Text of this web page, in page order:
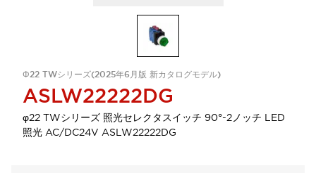
Φ22 TWシリーズ(2025年6月版 新カタログモデル)
ASLW22222DG
φ22 TWシリーズ 照光セレクタスイッチ 90°-2ノッチ LED
照光 AC/DC24V ASLW22222DG